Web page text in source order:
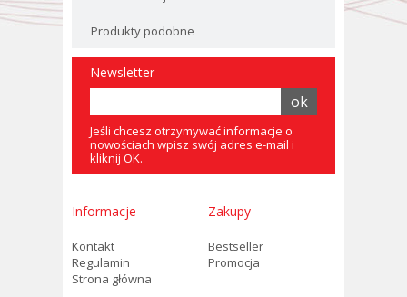
Produkty podobne
Newsletter
Jeśli chcesz otrzymywać informacje o
nowościach wpisz swój adres e-mail i
kliknij OK.
Informacje
Kontakt
Regulamin
Strona główna
Zakupy
Bestseller
Promocja